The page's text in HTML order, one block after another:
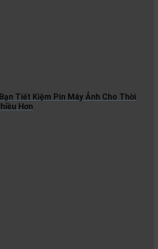
Tiết Kiệm Pin Máy Ảnh Cho Thời
Hơn